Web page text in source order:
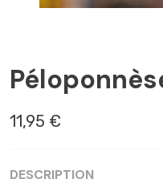
11,95 €
DESCRIPTION